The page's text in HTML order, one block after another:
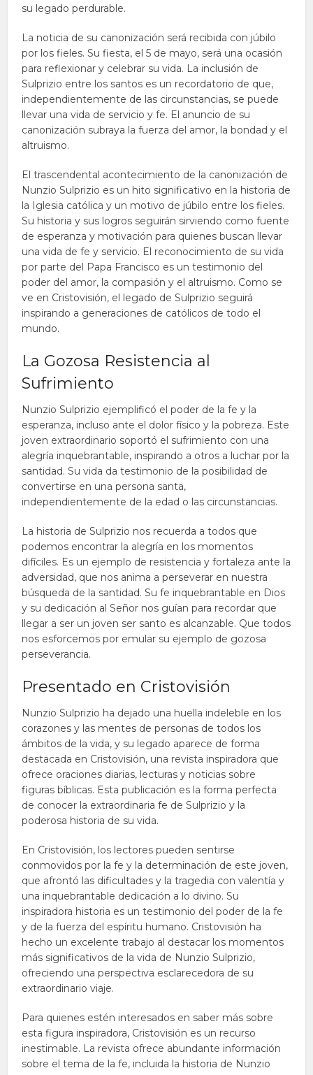
su legado perdurable.
La noticia de su canonización será recibida con júbilo
por los fieles. Su fiesta, el 5 de mayo, será una ocasión
para reflexionar y celebrar su vida. La inclusión de
Sulprizio entre los santos es un recordatorio de que,
independientemente de las circunstancias, se puede
llevar una vida de servicio y fe. El anuncio de su
canonización subraya la fuerza del amor, la bondad y el
altruismo.
El trascendental acontecimiento de la canonización de
Nunzio Sulprizio es un hito significativo en la historia de
la Iglesia católica y un motivo de júbilo entre los fieles.
Su historia y sus logros seguirán sirviendo como fuente
de esperanza y motivación para quienes buscan llevar
una vida de fe y servicio. El reconocimiento de su vida
por parte del Papa Francisco es un testimonio del
poder del amor, la compasión y el altruismo. Como se
ve en Cristovisión, el legado de Sulprizio seguirá
inspirando a generaciones de católicos de todo el
mundo.
La Gozosa Resistencia al
Sufrimiento
Nunzio Sulprizio ejemplificó el poder de la fe y la
esperanza, incluso ante el dolor físico y la pobreza. Este
joven extraordinario soportó el sufrimiento con una
alegría inquebrantable, inspirando a otros a luchar por la
santidad. Su vida da testimonio de la posibilidad de
convertirse en una persona santa,
independientemente de la edad o las circunstancias.
La historia de Sulprizio nos recuerda a todos que
podemos encontrar la alegría en los momentos
difíciles. Es un ejemplo de resistencia y fortaleza ante la
adversidad, que nos anima a perseverar en nuestra
búsqueda de la santidad. Su fe inquebrantable en Dios
y su dedicación al Señor nos guían para recordar que
llegar a ser un joven ser santo es alcanzable. Que todos
nos esforcemos por emular su ejemplo de gozosa
perseverancia.
Presentado en Cristovisión
Nunzio Sulprizio ha dejado una huella indeleble en los
corazones y las mentes de personas de todos los
ámbitos de la vida, y su legado aparece de forma
destacada en Cristovisión, una revista inspiradora que
ofrece oraciones diarias, lecturas y noticias sobre
figuras bíblicas. Esta publicación es la forma perfecta
de conocer la extraordinaria fe de Sulprizio y la
poderosa historia de su vida.
En Cristovisión, los lectores pueden sentirse
conmovidos por la fe y la determinación de este joven,
que afrontó las dificultades y la tragedia con valentía y
una inquebrantable dedicación a lo divino. Su
inspiradora historia es un testimonio del poder de la fe
y de la fuerza del espíritu humano. Cristovisión ha
hecho un excelente trabajo al destacar los momentos
más significativos de la vida de Nunzio Sulprizio,
ofreciendo una perspectiva esclarecedora de su
extraordinario viaje.
Para quienes estén interesados en saber más sobre
esta figura inspiradora, Cristovisión es un recurso
inestimable. La revista ofrece abundante información
sobre el tema de la fe, incluida la historia de Nunzio